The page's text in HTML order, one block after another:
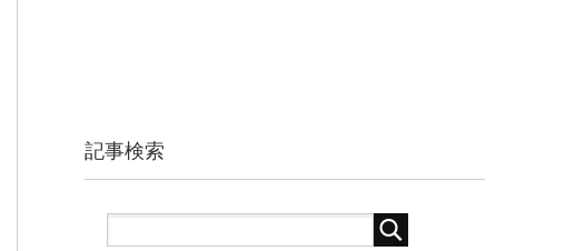
記事検索